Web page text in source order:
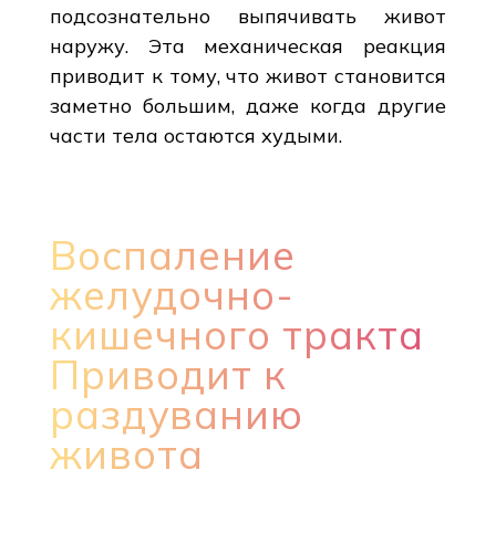
подсознательно выпячивать живот
наружу. Эта механическая реакция
приводит к тому, что живот становится
заметно большим, даже когда другие
части тела остаются худыми.
Воспаление
желудочно-
кишечного тракта
Приводит к
раздуванию
живота